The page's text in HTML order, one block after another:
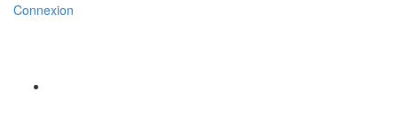
Connexion